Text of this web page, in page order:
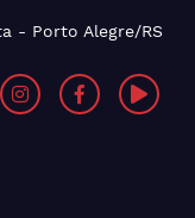
- Porto Alegre/RS